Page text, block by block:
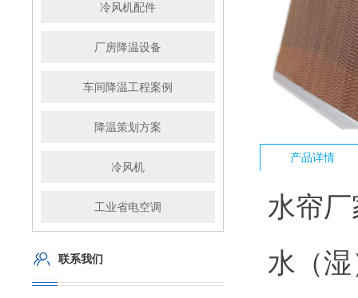
冷风机配件
厂房降温设备
车间降温工程案例
降温策划方案
冷风机
工业省电空调
联系我们
产品详情
水帘厂
水（